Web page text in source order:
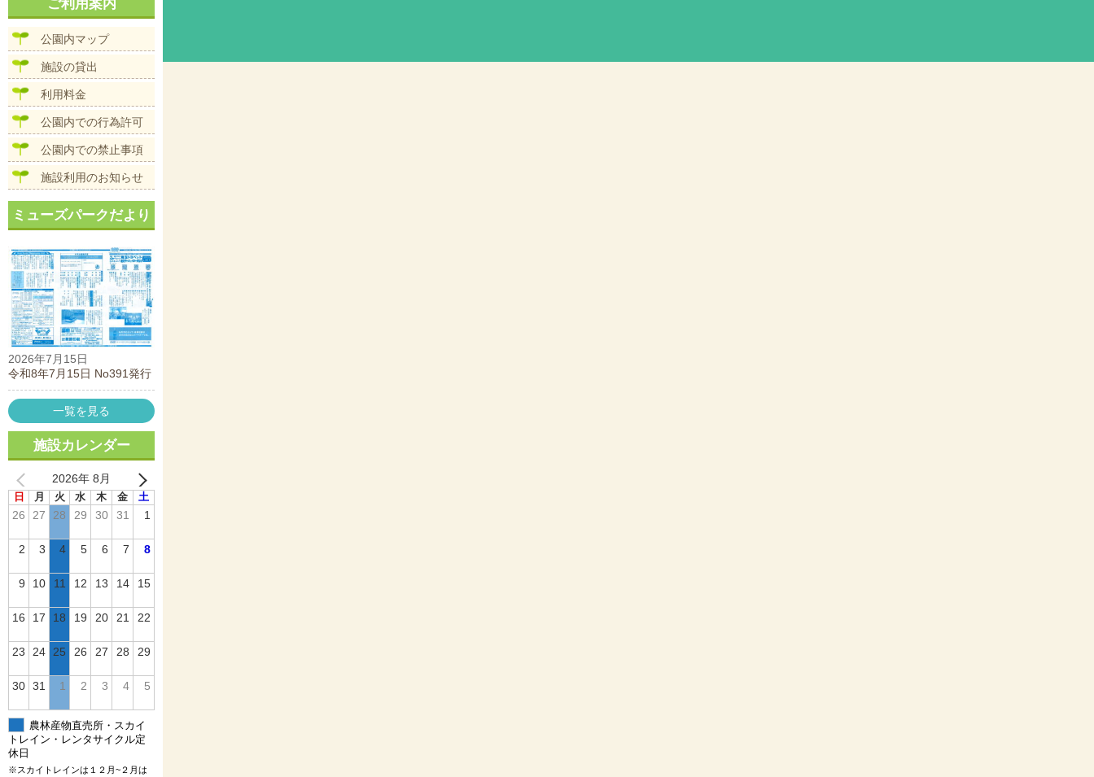
ズ
ビ
ご利用案内
公園内マップ
施設の貸出
利用料金
公園内での行為許可
公園内での禁止事項
施設利用のお知らせ
ミューズパークだより
2026年7月15日
令和8年7月15日 No391発行
一覧を見る
施設カレンダー
2026年 8月
日 月 火 水 木 金 土
26 27 28 29 30 31 1
2 3 4 5 6 7 8
9 10 11 12 13 14 15
16 17 18 19 20 21 22
23 24 25 26 27 28 29
30 31 1 2 3 4 5
農林産物直売所・スカイ
トレイン・レンタサイクル定
休日
※スカイトレインは１２月~２月は